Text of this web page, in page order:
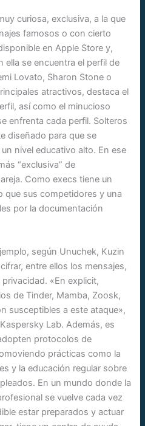
curiosa, exclusiva, a la que
famosos o con cierto
en Apple Store y,
ella se encuentra el perfil de
Lovato, Sharon Stone o
atractivos, destaca el
así como el minucioso
enfrenta cada perfil. Solteros
diseñado para que se
nivel educativo alto. En ese
“exclusiva” de
Como execs tiene un
que sus competidores y una
por la documentación
según Unuchek, Kuzin
entre ellos los mensajes,
«En explicit,
de Tinder, Mamba, Zoosk,
susceptibles a este ataque»,
Lab. Además, es
protocolos de
prácticas como la
y la educación regular sobre
En un mundo donde la
se vuelve cada vez
estar preparados y actuar